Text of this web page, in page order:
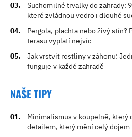
Suchomilné trvalky do zahrady:
které zvládnou vedro i dlouhé
Pergola, plachta nebo živý stín?
terasu vyplatí nejvíc
Jak vrstvit rostliny v záhonu:
funguje v každé zahradě
NAŠE TIPY
Minimalismus v koupelně, který
detailem, který mění celý dojem